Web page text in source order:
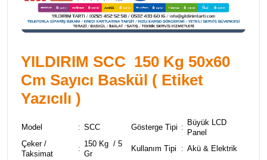
YILDIRIM SCC 150 Kg 50x60
Cm Sayıcı Baskül ( Etiket
Yazıcılı )
Model : SCC Gösterge Tipi :
Büyük LCD
Panel
Çeker /
Taksimat
:
150 Kg / 5
Gr
Kullanım Tipi : Akü & Elektrik